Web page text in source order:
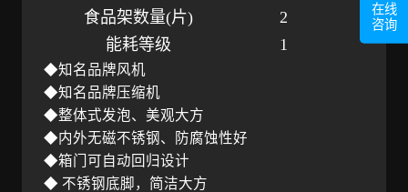
食品架数量(片)
2
能耗等级
1
◆知名品牌风机
◆知名品牌压缩机
◆整体式发泡、美观大方
◆内外无磁不锈钢、防腐蚀性好
◆箱门可自动回归设计
◆ 不锈钢底脚，简洁大方
在线
咨询